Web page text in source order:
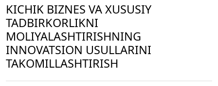
KICHIK BIZNES VA XUSUSIY
TADBIRKORLIKNI
MOLIYALASHTIRISHNING
INNOVATSION USULLARINI
TAKOMILLASHTIRISH